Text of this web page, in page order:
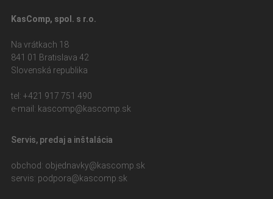
KasComp, spol. s r.o.
Na vrátkach 18
841 01 Bratislava 42
Slovenská republika
tel: +421 917 751 490
e-mail: kascomp@kascomp.sk
Servis, predaj a inštalácia
obchod: objednavky@kascomp.sk
servis: podpora@kascomp.sk